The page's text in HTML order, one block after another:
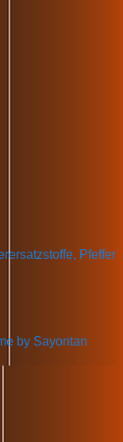
Pfeffer
by Sayontan